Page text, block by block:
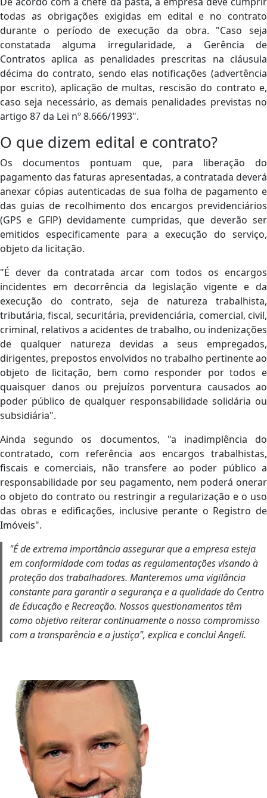
todas as obrigações exigidas em edital e no contrato
durante o período de execução da obra. "Caso seja
constatada alguma irregularidade, a Gerência de
Contratos aplica as penalidades prescritas na cláusula
décima do contrato, sendo elas notificações (advertência
por escrito), aplicação de multas, rescisão do contrato e,
caso seja necessário, as demais penalidades previstas no
artigo 87 da Lei nº 8.666/1993".
O que dizem edital e contrato?
Os documentos pontuam que, para liberação do
pagamento das faturas apresentadas, a contratada deverá
anexar cópias autenticadas de sua folha de pagamento e
das guias de recolhimento dos encargos previdenciários
(GPS e GFlP) devidamente cumpridas, que deverão ser
emitidos especificamente para a execução do serviço,
objeto da licitação.
"É dever da contratada arcar com todos os encargos
incidentes em decorrência da legislação vigente e da
execução do contrato, seja de natureza trabalhista,
tributária, fiscal, securitária, previdenciária, comercial, civil,
criminal, relativos a acidentes de trabalho, ou indenizações
de qualquer natureza devidas a seus empregados,
dirigentes, prepostos envolvidos no trabalho pertinente ao
objeto de licitação, bem como responder por todos e
quaisquer danos ou prejuízos porventura causados ao
poder público de qualquer responsabilidade solidária ou
subsidiária".
Ainda segundo os documentos, "a inadimplência do
contratado, com referência aos encargos trabalhistas,
fiscais e comerciais, não transfere ao poder público a
responsabilidade por seu pagamento, nem poderá onerar
o objeto do contrato ou restringir a regularização e o uso
das obras e edificações, inclusive perante o Registro de
Imóveis".
"É de extrema importância assegurar que a empresa esteja
em conformidade com todas as regulamentações visando à
proteção dos trabalhadores. Manteremos uma vigilância
constante para garantir a segurança e a qualidade do Centro
de Educação e Recreação. Nossos questionamentos têm
como objetivo reiterar continuamente o nosso compromisso
com a transparência e a justiça", explica e conclui Angeli.